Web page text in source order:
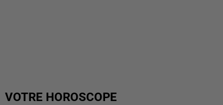
VOTRE HOROSCOPE